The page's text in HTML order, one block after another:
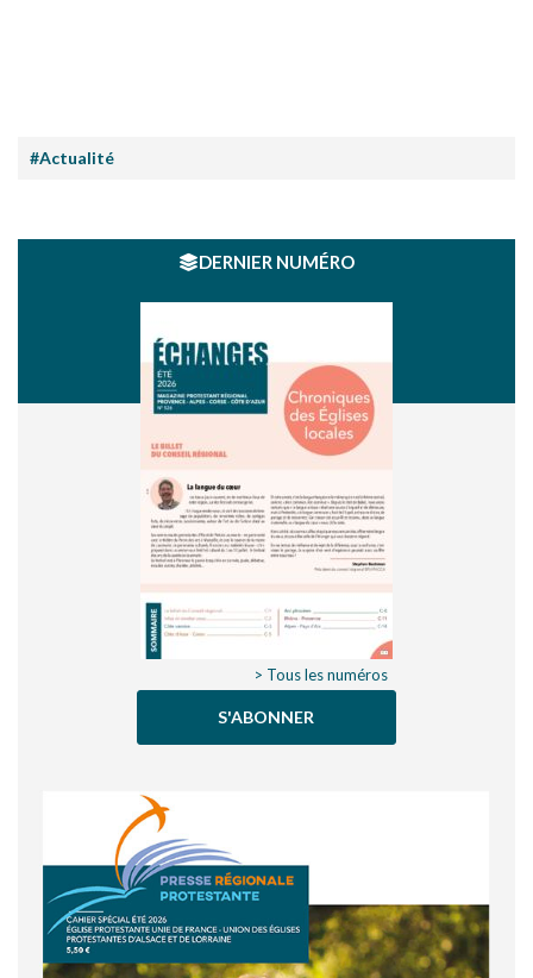
#Actualité
DERNIER NUMÉRO
> Tous les numéros
S'ABONNER